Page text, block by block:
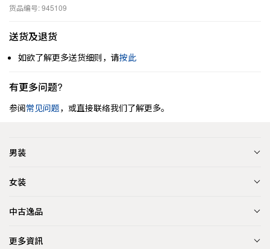
货品编号: 945109
送货及退货
如欲了解更多送货细则，请按此
有更多问题?
参阅常见问题，或直接联络我们了解更多。
男装
女装
中古逸品
更多資訊